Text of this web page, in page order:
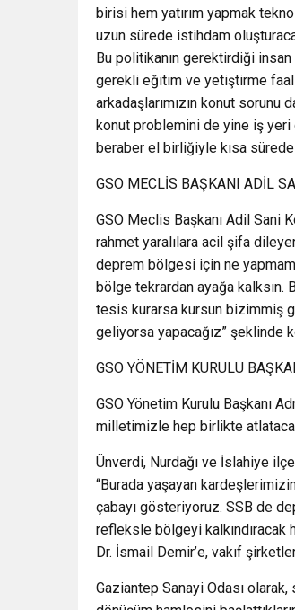
birisi hem yatırım yapmak
uzun sürede istihdam
Bu politikanın gerektirdiği insan
gerekli eğitim ve yetiştirme
arkadaşlarımızın konut
konut problemini de yine iş yeri
beraber el birliğiyle kısa
GSO MECLİS BAŞKANI ADİL
GSO Meclis Başkanı Adil Sani
rahmet yaralılara acil şifa
deprem bölgesi için ne
bölge tekrardan ayağa kalksın.
tesis kurarsa kursun bizimmiş
geliyorsa yapacağız” şeklinde
GSO YÖNETİM KURULU
GSO Yönetim Kurulu Başkanı
milletimizle hep birlikte
Ünverdi, Nurdağı ve İslahiye
“Burada yaşayan
çabayı gösteriyoruz. SSB de
refleksle bölgeyi kalkındıracak
Dr. İsmail Demir’e, vakıf
Gaziantep Sanayi Odası